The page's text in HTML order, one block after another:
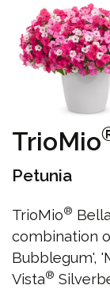
TrioMio
Petunia
TrioMio®
combination
Bubblegum',
Vista®